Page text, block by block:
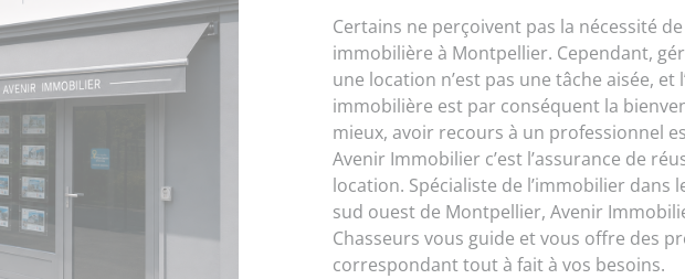
Certains ne perçoivent pas la nécessité
immobilière à Montpellier. Cependant,
une location n’est pas une tâche aisée, et
immobilière est par conséquent la
mieux, avoir recours à un professionnel
Avenir Immobilier c’est l’assurance de
location. Spécialiste de l’immobilier
sud ouest de Montpellier, Avenir
Chasseurs vous guide et vous offre des
correspondant tout à fait à vos besoins.